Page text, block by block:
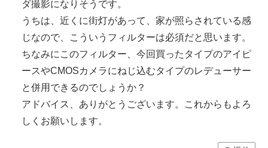
ダ撮影になりそうです。
うちは、近くに街灯があって、家が照らされている感
じなので、こういうフィルターは必須だと思います。
ちなみにこのフィルター、今回買ったタイプのアイピ
ースやCMOSカメラにねじ込むタイプのレデューサー
と併用できるのでしょうか？
アドバイス、ありがとうございます。これからもよろ
しくお願いします。